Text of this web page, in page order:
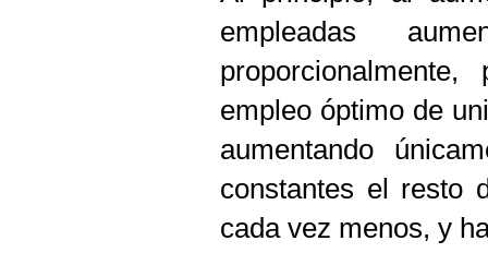
empleadas
empleo óptimo de
aumentando
constantes el resto
cada vez menos, y